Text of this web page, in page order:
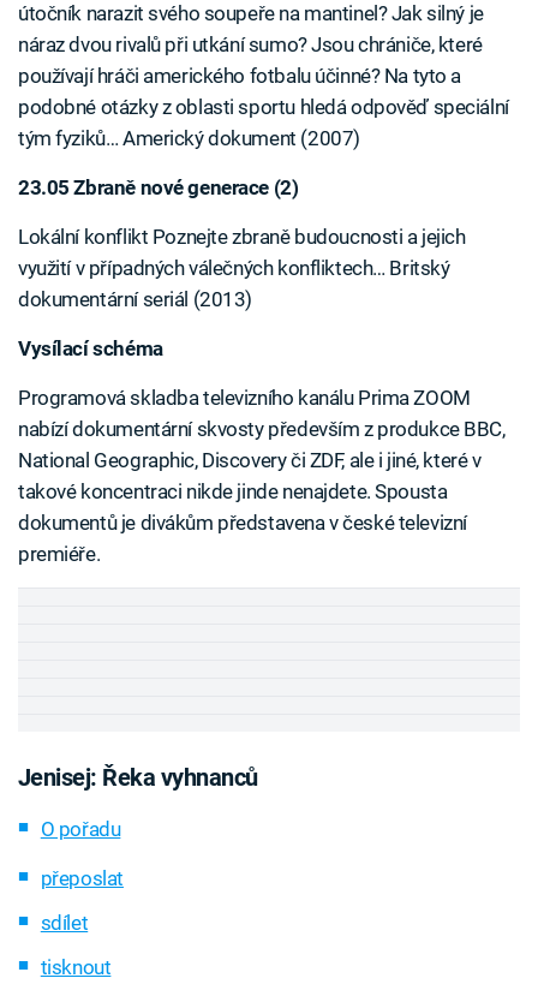
útočník narazit svého soupeře na mantinel? Jak silný je
náraz dvou rivalů při utkání sumo? Jsou chrániče, které
používají hráči amerického fotbalu účinné? Na tyto a
podobné otázky z oblasti sportu hledá odpověď speciální
tým fyziků… Americký dokument (2007)
23.05 Zbraně nové generace (2)
Lokální konflikt Poznejte zbraně budoucnosti a jejich
využití v případných válečných konfliktech… Britský
dokumentární seriál (2013)
Vysílací schéma
Programová skladba televizního kanálu Prima ZOOM
nabízí dokumentární skvosty především z produkce BBC,
National Geographic, Discovery či ZDF, ale i jiné, které v
takové koncentraci nikde jinde nenajdete. Spousta
dokumentů je divákům představena v české televizní
premiéře.
Jenisej: Řeka vyhnanců
O pořadu
přeposlat
sdílet
tisknout